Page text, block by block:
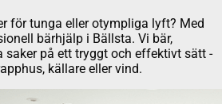
för tunga eller otympliga lyft? Med
bärhjälp i Bällsta. Vi bär,
saker på ett tryggt och effektivt sätt -
källare eller vind.